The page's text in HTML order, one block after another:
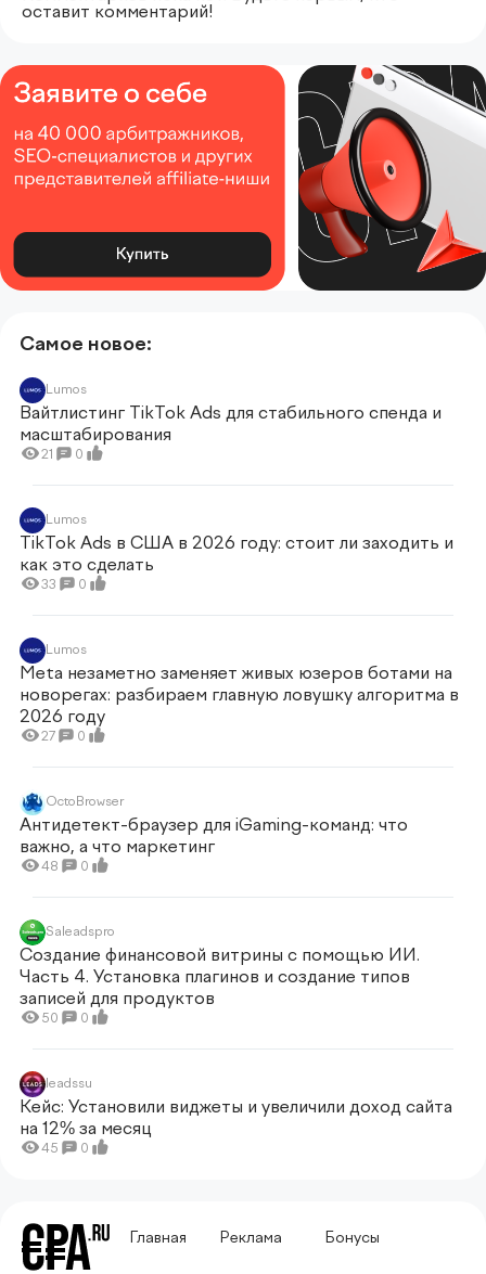
оставит комментарий!
Самое новое:
Lumos
Вайтлистинг TikTok Ads для стабильного спенда и
масштабирования
21 0
Lumos
TikTok Ads в США в 2026 году: стоит ли заходить и
как это сделать
33 0
Lumos
Meta незаметно заменяет живых юзеров ботами на
новорегах: разбираем главную ловушку алгоритма в
2026 году
27 0
OctoBrowser
Антидетект-браузер для iGaming-команд: что
важно, а что маркетинг
48 0
Saleadspro
Создание финансовой витрины с помощью ИИ.
Часть 4. Установка плагинов и создание типов
записей для продуктов
50 0
leadssu
Кейс: Установили виджеты и увеличили доход сайта
на 12% за месяц
45 0
Главная Реклама Бонусы